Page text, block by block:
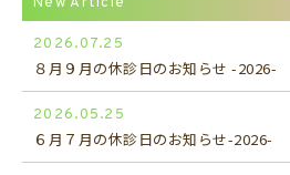
2026.07.25
８月９月の休診日のお知らせ -2026-
2026.05.25
６月７月の休診日のお知らせ-2026-